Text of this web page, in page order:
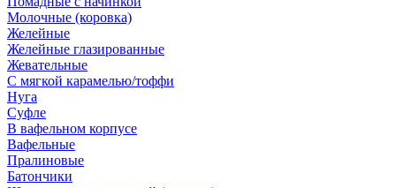
Молочные (коровка)
Желейные
Желейные глазированные
Жевательные
С мягкой карамелью/тоффи
Нуга
Суфле
В вафельном корпусе
Вафельные
Пралиновые
Батончики